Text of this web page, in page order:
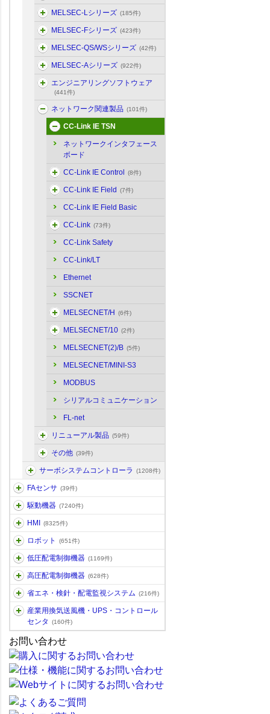
MELSEC-Lシリーズ (185件)
MELSEC-Fシリーズ (423件)
MELSEC-QS/WSシリーズ (42件)
MELSEC-Aシリーズ (922件)
エンジニアリングソフトウェア
(441件)
ネットワーク関連製品 (101件)
CC-Link IE TSN
ネットワークインタフェース
ボード
CC-Link IE Control (8件)
CC-Link IE Field (7件)
CC-Link IE Field Basic
CC-Link (73件)
CC-Link Safety
CC-Link/LT
Ethernet
SSCNET
MELSECNET/H (6件)
MELSECNET/10 (2件)
MELSECNET(2)/B (5件)
MELSECNET/MINI-S3
MODBUS
シリアルコミュニケーション
FL-net
リニューアル製品 (59件)
その他 (39件)
サーボシステムコントローラ (1208件)
FAセンサ (39件)
駆動機器 (7240件)
HMI (8325件)
ロボット (651件)
低圧配電制御機器 (1169件)
高圧配電制御機器 (628件)
省エネ・検針・配電監視システム (216件)
産業用換気送風機・UPS・コントロール
センタ
(160件)
お問い合わせ